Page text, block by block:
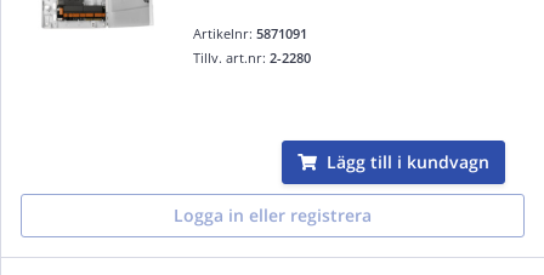
Artikelnr:5871091
Tillv. art.nr:2-2280
Lägg till i kundvagn
Logga in eller registrera